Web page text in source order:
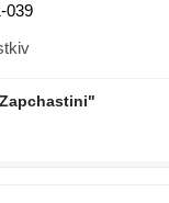
039